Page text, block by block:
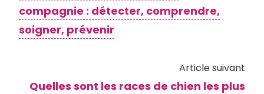
compagnie : détecter, comprendre,
soigner, prévenir
Article suivant
Quelles sont les races de chien les plus